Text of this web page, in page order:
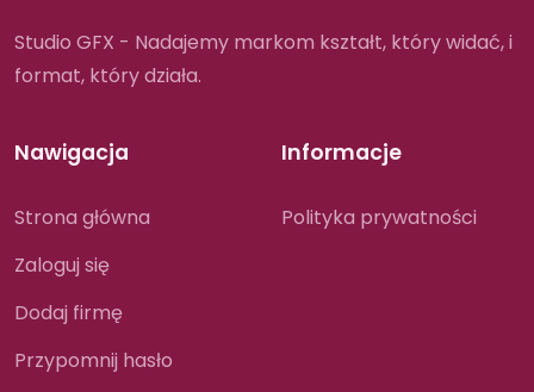
Studio GFX - Nadajemy markom kształt, który widać, i
format, który działa.
Nawigacja
Strona główna
Zaloguj się
Dodaj firmę
Przypomnij hasło
Informacje
Polityka prywatności